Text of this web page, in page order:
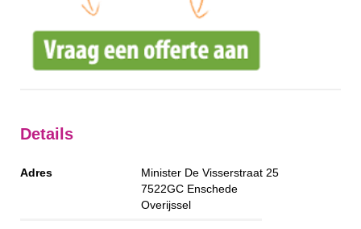
Details
Adres
Minister De Visserstraat 25
7522GC Enschede
Overijssel